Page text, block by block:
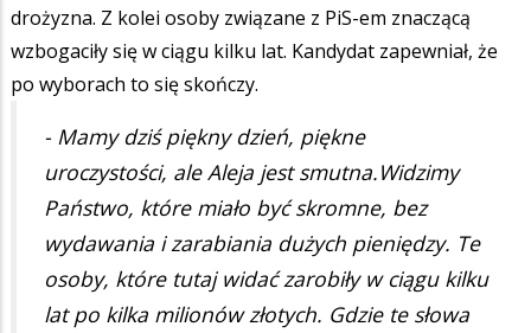
drożyzna. Z kolei osoby związane z PiS-em znaczącą
wzbogaciły się w ciągu kilku lat. Kandydat zapewniał, że
po wyborach to się skończy.
- Mamy dziś piękny dzień, piękne
uroczystości, ale Aleja jest smutna.Widzimy
Państwo, które miało być skromne, bez
wydawania i zarabiania dużych pieniędzy. Te
osoby, które tutaj widać zarobiły w ciągu kilku
lat po kilka milionów złotych. Gdzie te słowa